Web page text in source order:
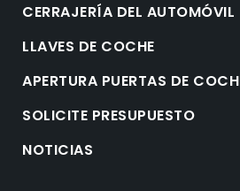
CERRAJERÍA DEL AUTOMÓVIL
LLAVES DE COCHE
APERTURA PUERTAS DE
SOLICITE PRESUPUESTO
NOTICIAS